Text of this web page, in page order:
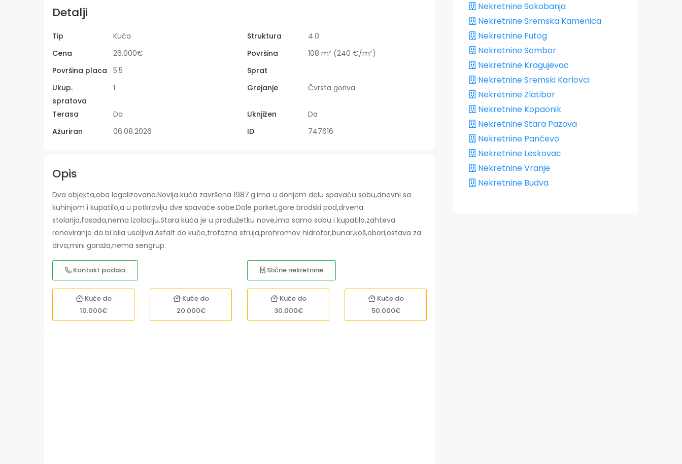
Detalji
Tip Kuća Struktura
4.0
Cena
26.000€ Površina
108 m² (240 €/m²)
Površina placa
5.5
Sprat
Ukup.
spratova
1 Grejanje Čvrsta goriva
Terasa Da Uknjižen
Da
Ažuriran
06.08.2026 ID 747616
Opis
Dva objekta,oba legalizovana.Novija kuća završena 1987.g.ima u donjem delu spavaću sobu,dnevni sa
kuhinjom i kupatilo,a u potkrovlju dve spavaće sobe.Dole parket,gore brodski pod,drvena
stolarija,fasada,nema izolaciju.Stara kuća je u produžetku nove,ima samo sobu i kupatilo,zahteva
renoviranje da bi bila useljiva.Asfalt do kuće,trofazna struja,prohromov hidrofor,bunar,koš,obori,ostava za
drva,mini garaža,nema sengrup.
Kontakt podaci Slične nekretnine
Kuće do
10.000€
Kuće do
20.000€
Kuće do
30.000€
Kuće do
50.000€
Nekretnine Sokobanja
Nekretnine Sremska Kamenica
Nekretnine Futog
Nekretnine Sombor
Nekretnine Kragujevac
Nekretnine Sremski Karlovci
Nekretnine Zlatibor
Nekretnine Kopaonik
Nekretnine Stara Pazova
Nekretnine Pančevo
Nekretnine Leskovac
Nekretnine Vranje
Nekretnine Budva